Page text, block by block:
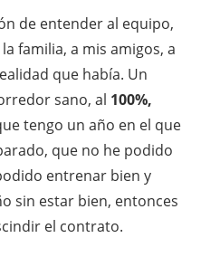
de entender al equipo,
familia, a mis amigos, a
que había. Un
sano, al 100%,
tengo un año en el que
que no he podido
entrenar bien y
sin estar bien, entonces
el contrato.